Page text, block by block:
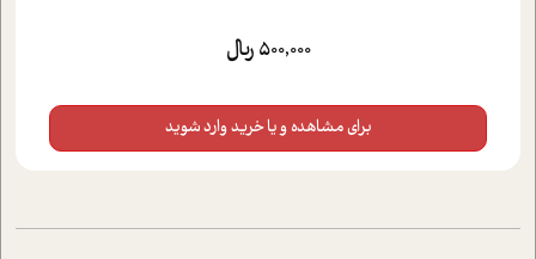
500,000 ریال
برای مشاهده و یا خرید وارد شوید